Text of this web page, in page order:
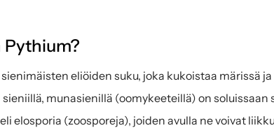
Pythium?
eliöiden suku, joka kukoistaa märissä
munasienillä (oomykeeteillä) on soluissaan
elosporia (zoosporeja), joiden avulla ne voivat